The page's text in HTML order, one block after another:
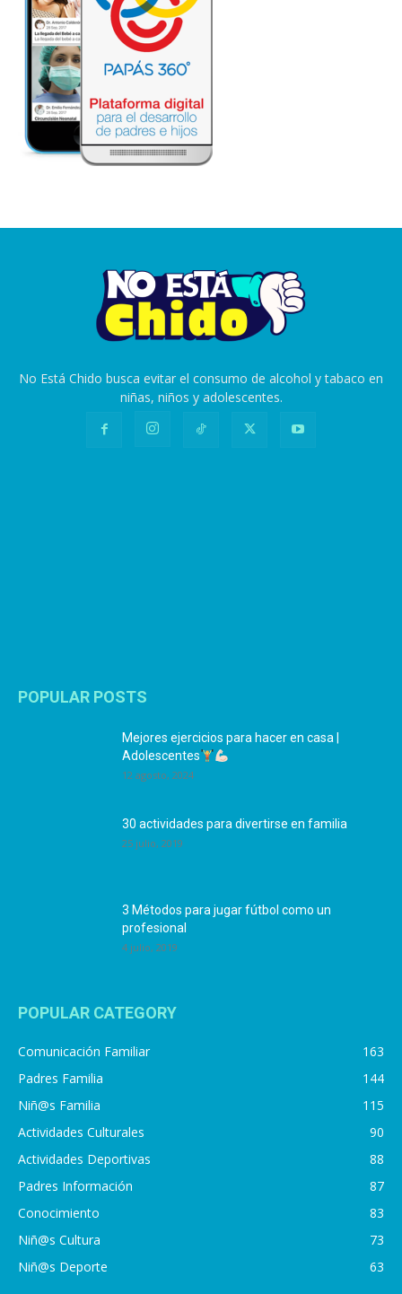
No Está Chido busca evitar el consumo de alcohol y tabaco en
niñas, niños y adolescentes.
POPULAR POSTS
Mejores ejercicios para hacer en casa |
Adolescentes
12 agosto, 2024
30 actividades para divertirse en familia
25 julio, 2019
3 Métodos para jugar fútbol como un
profesional
4 julio, 2019
POPULAR CATEGORY
Comunicación Familiar
163
Padres Familia
144
Niñ@s Familia
115
Actividades Culturales
90
Actividades Deportivas
88
Padres Información
87
Conocimiento
83
Niñ@s Cultura
73
Niñ@s Deporte
63